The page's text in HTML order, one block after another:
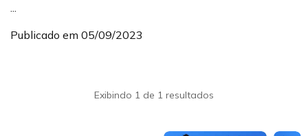
...
Publicado em 05/09/2023
Exibindo 1 de 1 resultados